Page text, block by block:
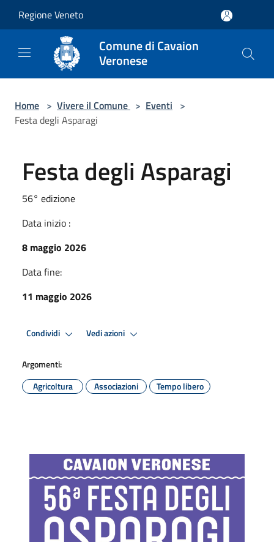
Regione Veneto
Comune di Cavaion
Veronese
Home > Vivere il Comune > Eventi >
Festa degli Asparagi
Festa degli Asparagi
56° edizione
Data inizio :
8 maggio 2026
Data fine:
11 maggio 2026
Condividi Vedi azioni
Argomenti:
Agricoltura
Associazioni Tempo libero